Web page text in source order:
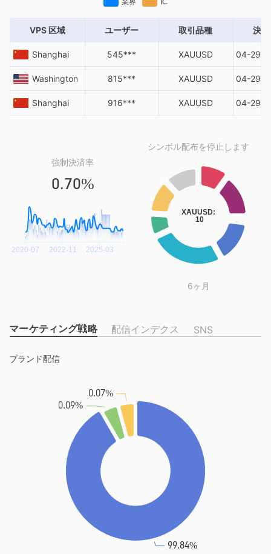
VPS 区域 ユーザー 取引品種 決
Shanghai 545*** XAUUSD 04-29
Washington 815*** XAUUSD 04-29
Shanghai 916*** XAUUSD 04-29
強制決済率
0.70%
シンボル配布を停止します
6ヶ月
マーケティング戦略 配信インデクス SNS